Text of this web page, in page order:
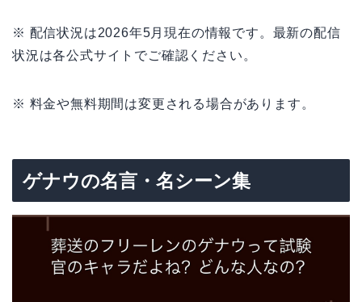
※ 配信状況は2026年5月現在の情報です。最新の配信
状況は各公式サイトでご確認ください。
※ 料金や無料期間は変更される場合があります。
ゲナウの名言・名シーン集